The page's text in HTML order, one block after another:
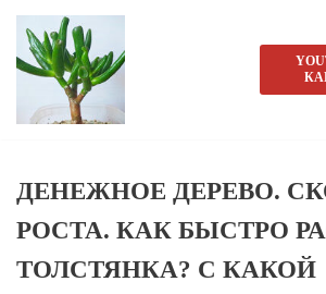
Перейти
содержимому
ДЕНЕЖНОЕ ДЕРЕВО.
РОСТА. КАК БЫСТРО
ТОЛСТЯНКА? С КАКОЙ